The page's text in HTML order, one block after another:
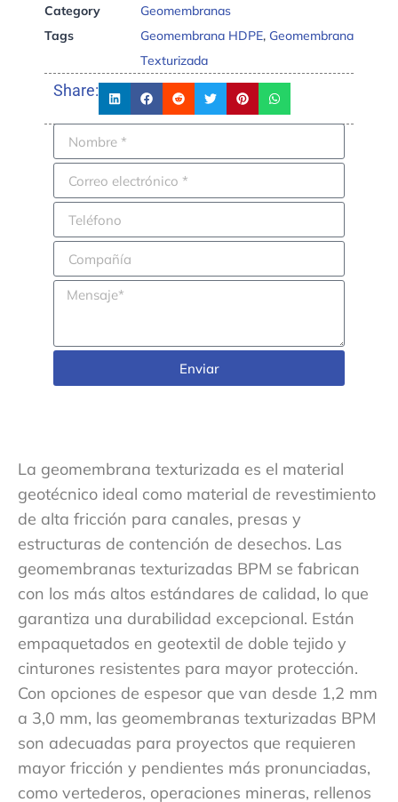
Category
Geomembranas
Tags
Geomembrana HDPE, Geomembrana
Texturizada
Share:
Enviar
La geomembrana texturizada es el material
geotécnico ideal como material de revestimiento
de alta fricción para canales, presas y
estructuras de contención de desechos. Las
geomembranas texturizadas BPM se fabrican
con los más altos estándares de calidad, lo que
garantiza una durabilidad excepcional. Están
empaquetados en geotextil de doble tejido y
cinturones resistentes para mayor protección.
Con opciones de espesor que van desde 1,2 mm
a 3,0 mm, las geomembranas texturizadas BPM
son adecuadas para proyectos que requieren
mayor fricción y pendientes más pronunciadas,
como vertederos, operaciones mineras, rellenos